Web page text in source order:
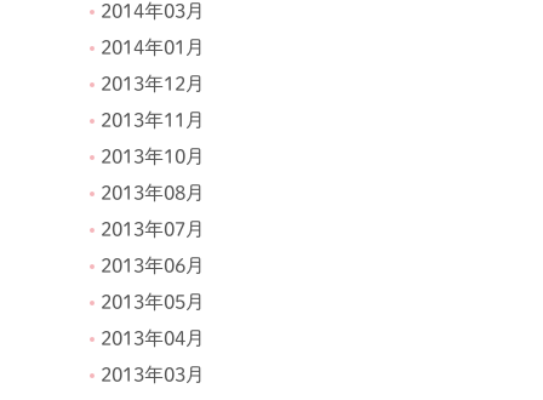
2014年03月
2014年01月
2013年12月
2013年11月
2013年10月
2013年08月
2013年07月
2013年06月
2013年05月
2013年04月
2013年03月